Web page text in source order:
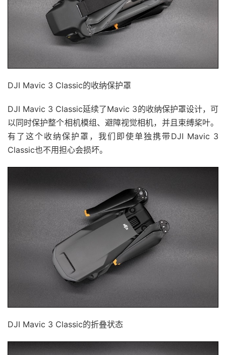
DJI Mavic 3 Classic的收纳保护罩
DJI Mavic 3 Classic延续了Mavic 3的收纳保护罩设计，可
以同时保护整个相机模组、避障视觉相机，并且束缚桨叶。
有了这个收纳保护罩，我们即使单独携带DJI Mavic 3
Classic也不用担心会损坏。
DJI Mavic 3 Classic的折叠状态